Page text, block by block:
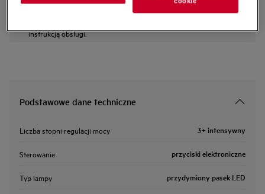
wymienione w rozdziale I i II instrukcji obsługi. W celu
instrukcją obsługi.
Podstawowe dane techniczne
Liczba stopni regulacji mocy 3+ intensywny
Sterowanie przyciski elektroniczne
Typ lampy przydymiony pasek LED